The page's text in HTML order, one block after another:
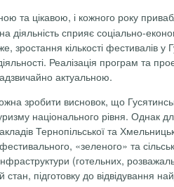
цікавою, і кожного року
діяльність сприяє соціально-
зростання кількості фестивалів
Реалізація програм та
актуальною.
зробити висновок, що
національного рівня. Однак
Тернопільської та
«зеленого» та
(готельних,
підготовку до відвідування